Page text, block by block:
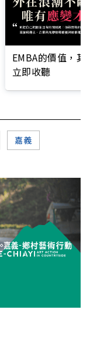
EMBA的價值，
立即收聽
嘉義